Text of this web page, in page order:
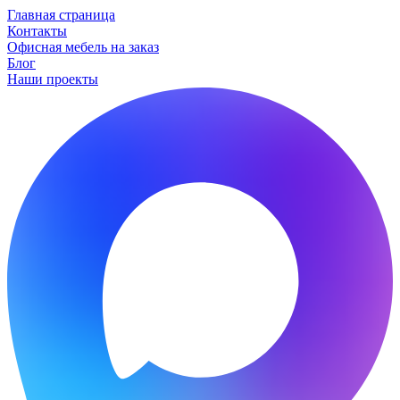
Главная страница
Контакты
Офисная мебель на заказ
Блог
Наши проекты